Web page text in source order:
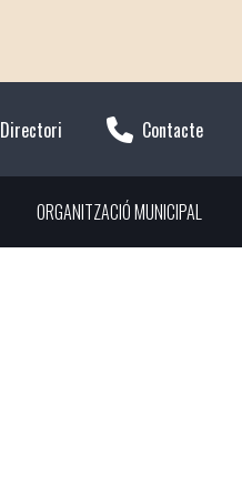
Directori Contacte
ORGANITZACIÓ MUNICIPAL